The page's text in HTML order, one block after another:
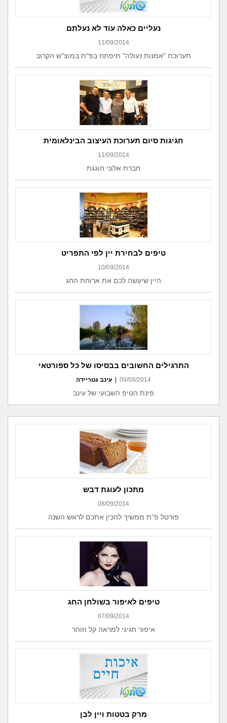
נעליים כאלה עוד לא נעלתם
11/09/2014
תערוכת "אמנות נעולה" תיפתח בפ"ת במוצ"ש הקרוב
חגיגות סיום תערוכת העיצוב הבינלאומית
11/09/2014
חברת אלוני חוגגת
טיפים לבחירת יין לפי התפריט
10/09/2014
היין שיעשה לכם את ארוחת החג
התרגילים החשובים בבסיסו של כל ספורטאי
09/09/2014 עינב גטריידה
פינת הטיפ השבועי של עינב
מתכון לעוגת דבש
08/09/2014
פורטל פ"ת ממשיך להכין אתכם לראש השנה
טיפים לאיפור בשולחן החג
07/09/2014
איפור חגיגי למראה קל וזוהר
מרק בטטות ויין לבן